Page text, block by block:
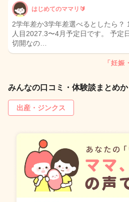
はじめてのママリ🔰
2学年差か3学年差選べるとしたら？
人目2027.3〜4月予定日です。 予定
切開なの…
「妊
みんなの口コミ・体験談まとめ
出産・ジンクス